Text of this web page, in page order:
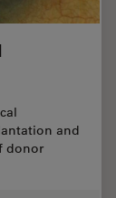
and
donor